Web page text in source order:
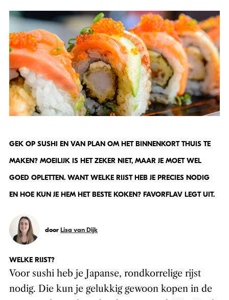
GEK OP SUSHI EN VAN PLAN OM HET BINNENKORT THUIS TE
MAKEN? MOEILIJK IS HET ZEKER NIET, MAAR JE MOET WEL
GOED OPLETTEN. WANT WELKE RIJST HEB JE PRECIES NODIG
EN HOE KUN JE HEM HET BESTE KOKEN? FAVORFLAV LEGT UIT.
door Lisa van Dijk
WELKE RIJST?
Voor sushi heb je Japanse, rondkorrelige rijst
nodig. Die kun je gelukkig gewoon kopen in de